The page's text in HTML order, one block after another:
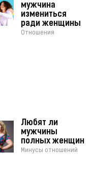
мужчина
измениться
ради женщины
Отношения
Любят ли
мужчины
полных женщин
Минусы отношений